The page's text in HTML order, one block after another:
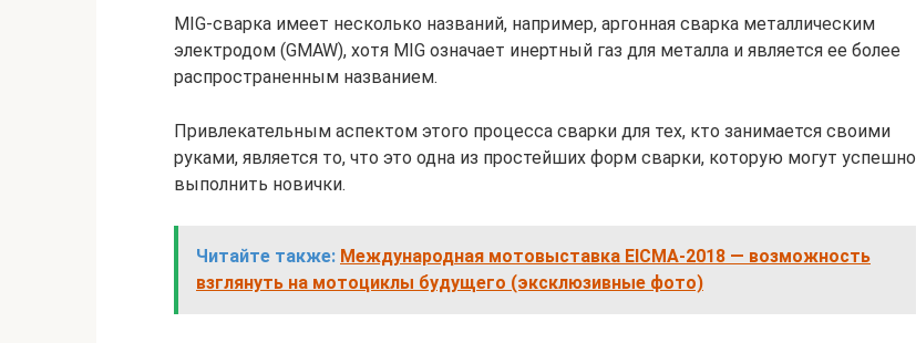
MIG-сварка имеет несколько названий, например, аргонная сварка металлическим
электродом (GMAW), хотя MIG означает инертный газ для металла и является ее более
распространенным названием.
Привлекательным аспектом этого процесса сварки для тех, кто занимается своими
руками, является то, что это одна из простейших форм сварки, которую могут успешно
выполнить новички.
Читайте также: Международная мотовыставка EICMA-2018 — возможность
взглянуть на мотоциклы будущего (эксклюзивные фото)